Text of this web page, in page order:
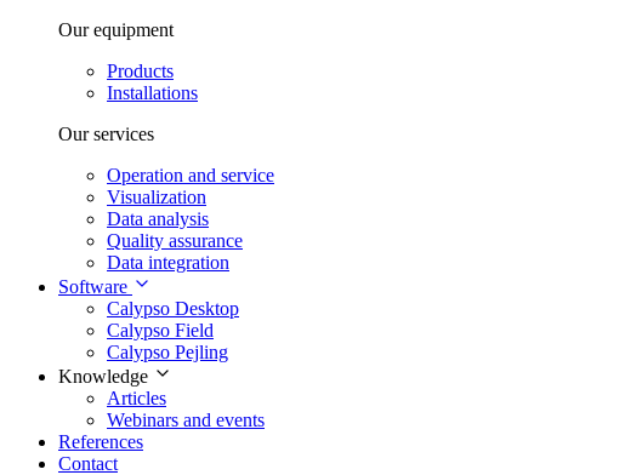
Our equipment
Products
Installations
Our services
Operation and service
Visualization
Data analysis
Quality assurance
Data integration
Software
Calypso Desktop
Calypso Field
Calypso Pejling
Knowledge
Articles
Webinars and events
References
Contact